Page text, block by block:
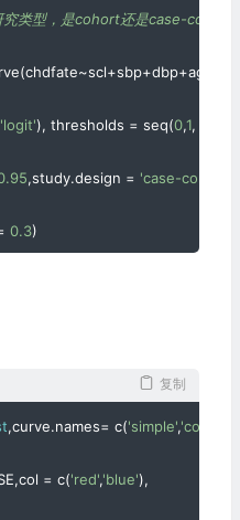
类型，是cohort还是case-
(chdfate~scl+sbp+dbp+age
'logit'), thresholds = seq(0,1,
,study.design = 'case-control'
0.3)
两个对象合成一个list，命名
复制
,curve.names= c('simple',
,col = c('red','blue'),